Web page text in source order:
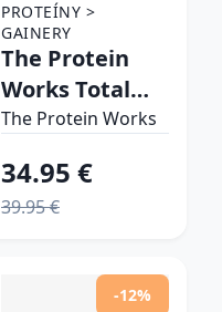
PROTEÍNY >
GAINERY
The Protein
Works Total
Mass Matrix
The Protein Works
34.95 €
39.95 €
-12%